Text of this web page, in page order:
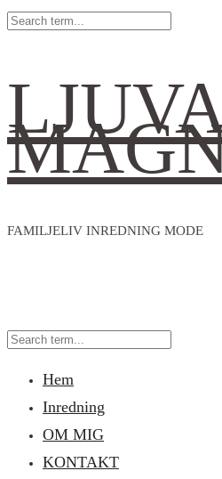
FAMILJELIV INREDNING MODE
Hem
Inredning
OM MIG
KONTAKT